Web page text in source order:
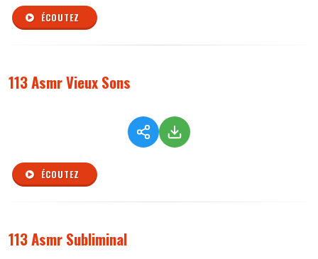
ÉCOUTEZ
113 Asmr Vieux Sons
ÉCOUTEZ
113 Asmr Subliminal